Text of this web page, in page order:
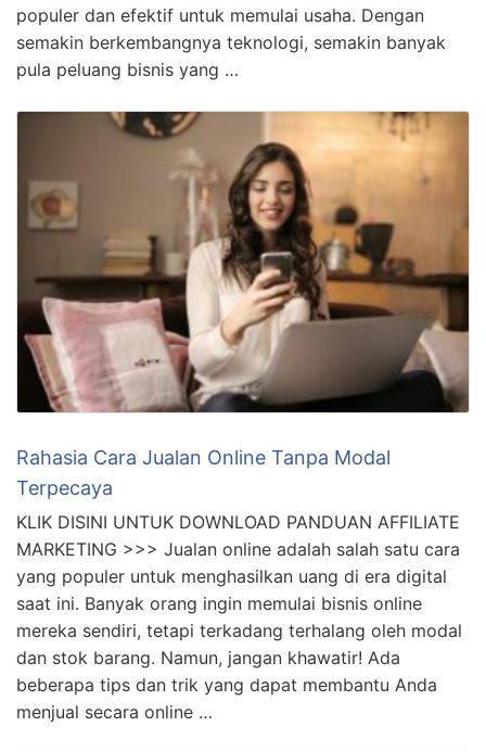
populer dan efektif untuk memulai usaha. Dengan
semakin berkembangnya teknologi, semakin banyak
pula peluang bisnis yang …
Rahasia Cara Jualan Online Tanpa Modal
Terpecaya
KLIK DISINI UNTUK DOWNLOAD PANDUAN AFFILIATE
MARKETING >>> Jualan online adalah salah satu cara
yang populer untuk menghasilkan uang di era digital
saat ini. Banyak orang ingin memulai bisnis online
mereka sendiri, tetapi terkadang terhalang oleh modal
dan stok barang. Namun, jangan khawatir! Ada
beberapa tips dan trik yang dapat membantu Anda
menjual secara online …